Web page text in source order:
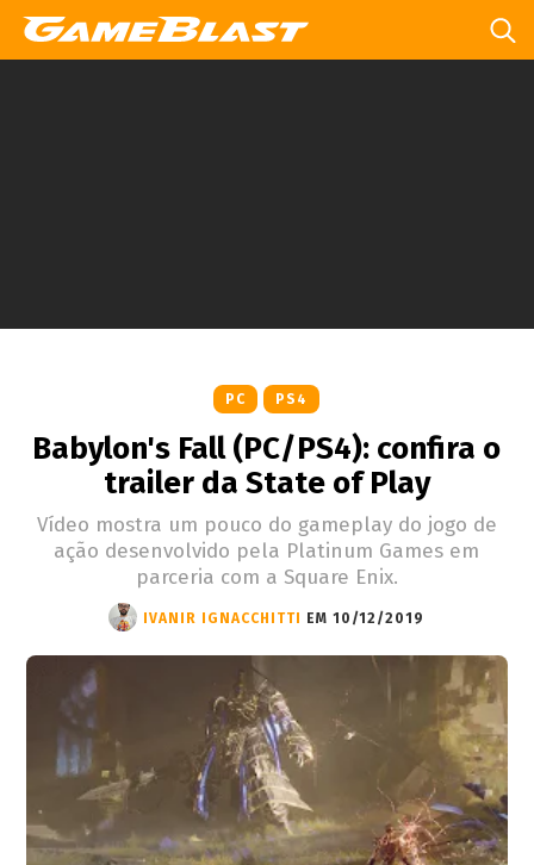
PC PS4
Babylon's Fall (PC/PS4): confira o
trailer da State of Play
Vídeo mostra um pouco do gameplay do jogo de
ação desenvolvido pela Platinum Games em
parceria com a Square Enix.
IVANIR IGNACCHITTI EM 10/12/2019